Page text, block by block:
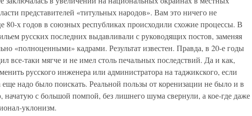
представителей «титульных народов». Вам это ничего не
80-х годов в союзных республиках происходили схожие процессы. В
русских последних выдавливали с руководящих постов, заменяя
«полноценными» кадрами. Результат известен. Правда, в 20-е годы
все-таки мягче и не имел столь печальных последствий. Да и как,
русского инженера или администратора на таджикского, если
надо было поискать. Реальной пользы от коренизации не было и в
с большой помпой, без лишнего шума свернули, а кое-где даже
уклонизм.